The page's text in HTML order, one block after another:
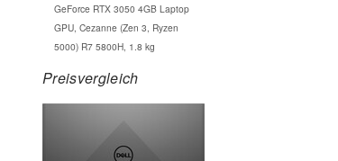
GeForce RTX 3050 4GB Laptop
GPU, Cezanne (Zen 3, Ryzen
5000) R7 5800H, 1.8 kg
Preisvergleich